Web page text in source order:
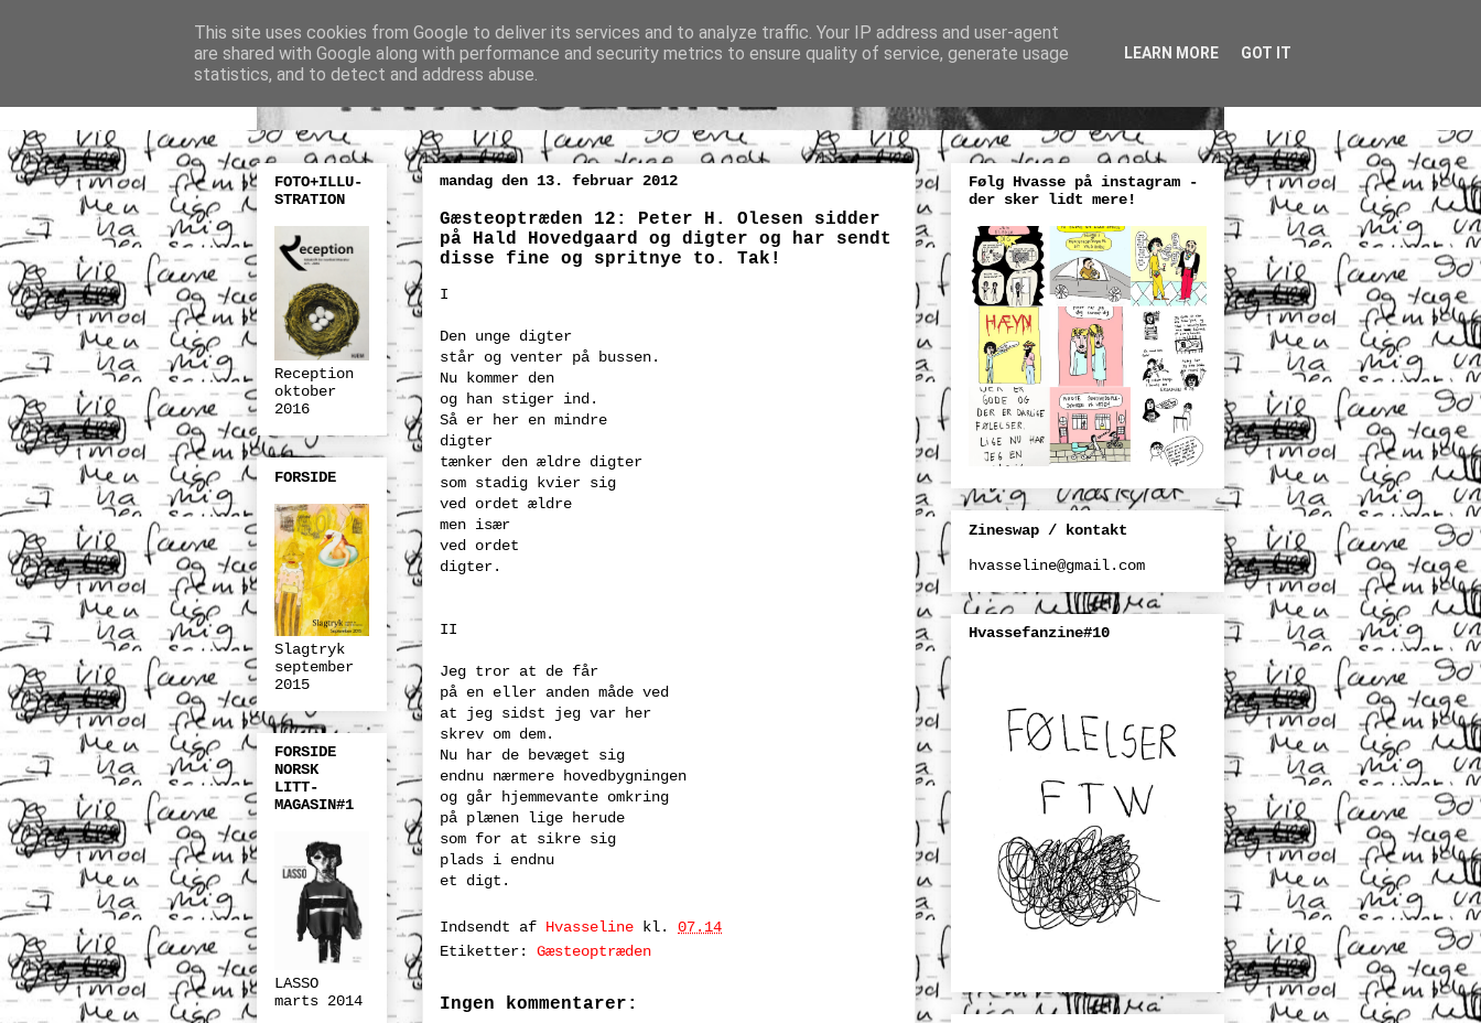
mandag den 13. februar 2012
Gæsteoptræden 12: Peter H. Olesen sidder
på Hald Hovedgaard og digter og har sendt
disse fine og spritnye to. Tak!
I
Den unge digter
står og venter på bussen.
Nu kommer den
og han stiger ind.
Så er her en mindre
digter
tænker den ældre digter
som stadig kvier sig
ved ordet ældre
men især
ved ordet
digter.
II
Jeg tror at de får
på en eller anden måde ved
at jeg sidst jeg var her
skrev om dem.
Nu har de bevæget sig
endnu nærmere hovedbygningen
og går hjemmevante omkring
på plænen lige herude
som for at sikre sig
plads i endnu
et digt.
Indsendt af Hvasseline kl. 07.14
Etiketter: Gæsteoptræden
Ingen kommentarer:
FOTO+ILLU-
STRATION
Reception
oktober
2016
FORSIDE
Slagtryk
september
2015
FORSIDE
NORSK
LITT-
MAGASIN#1
LASSO
marts 2014
Følg Hvasse på instagram -
der sker lidt mere!
Zineswap / kontakt
hvasseline@gmail.com
Hvassefanzine#10
This site uses cookies from Google to deliver its services and to analyze traffic. Your IP address and user-agent
are shared with Google along with performance and security metrics to ensure quality of service, generate usage
statistics, and to detect and address abuse.
LEARN MORE GOT IT